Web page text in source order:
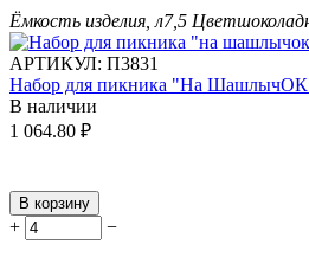
Ёмкость изделия, л7,5 Цвет
АРТИКУЛ: П3831
Набор для пикника "На ШашлычОК
В наличии
1 064.80 ₽
В корзину
+ −